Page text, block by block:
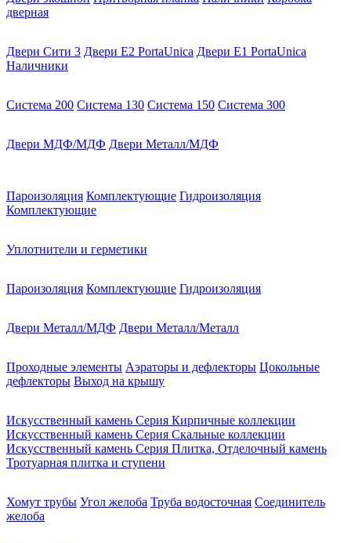
дверная
Двери Сити 3 Двери E2 PortaUnica Двери E1 PortaUnica
Наличники
Система 200 Система 130 Система 150 Система 300
Двери МДФ/МДФ Двери Металл/МДФ
Пароизоляция Комплектующие Гидроизоляция
Комплектующие
Уплотнители и герметики
Пароизоляция Комплектующие Гидроизоляция
Двери Металл/МДФ Двери Металл/Металл
Проходные элементы Аэраторы и дефлекторы Цокольные
дефлекторы Выход на крышу
Искусственный камень Серия Кирпичные коллекции
Искусственный камень Серия Скальные коллекции
Искусственный камень Серия Плитка, Отделочный камень
Тротуарная плитка и ступени
Хомут трубы Угол желоба Труба водосточная Соединитель
желоба